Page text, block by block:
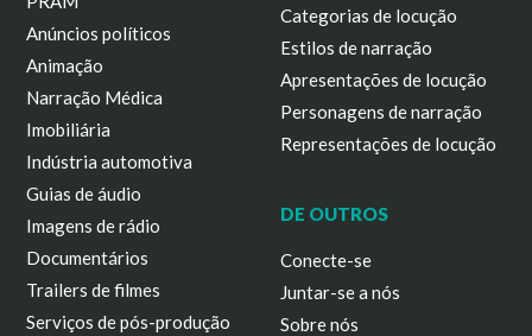
Anúncios políticos
Animação
Narração Médica
Imobiliária
Indústria automotiva
Guias de áudio
Imagens de rádio
Documentários
Trailers de filmes
Serviços de pós-produção
Categorias de locução
Estilos de narração
Apresentações de locução
Personagens de narração
Representações de locução
DE OUTROS
Conecte-se
Juntar-se a nós
Sobre nós